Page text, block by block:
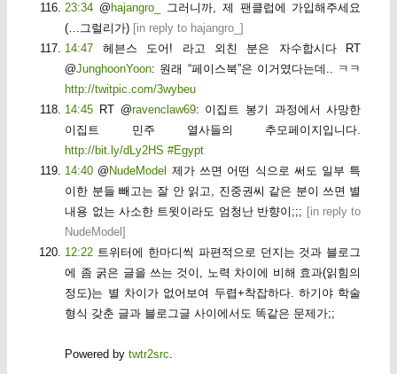
23:34 @ hajangro_
그러니까, 제 팬클럽에 가입해주세요
(…그럴리가) [in reply to hajangro_]
14:47
헤븐스 도어! 라고 외친 분은 자수합시다 RT
@JunghoonYoon: 원래 “페이스북”은 이거였다는데.. ㅋㅋ
http://twitpic.com/3wybeu
14:45 RT @ravenclaw69: 이집트 봉기 과정에서 사망한
이집트 민주 열사들의 추모페이지입니다.
http://bit.ly/dLy2HS #Egypt
14:40 @ NudeModel 제가 쓰면 어떤 식으로 써도 일부 특
이한 분들 빼고는 잘 안 읽고, 진중권씨 같은 분이 쓰면 별
내용 없는 사소한 트윗이라도 엄청난 반향이;;; [in reply to
NudeModel]
12:22 트위터에 한마디씩 파편적으로 던지는 것과 블로그
에 좀 굵은 글을 쓰는 것이, 노력 차이에 비해 효과(읽힘의
정도)는 별 차이가 없어보여 두렵+착잡하다. 하기야 학술
형식 갖춘 글과 블로그글 사이에서도 똑같은 문제가;;
Powered bytwtr2src